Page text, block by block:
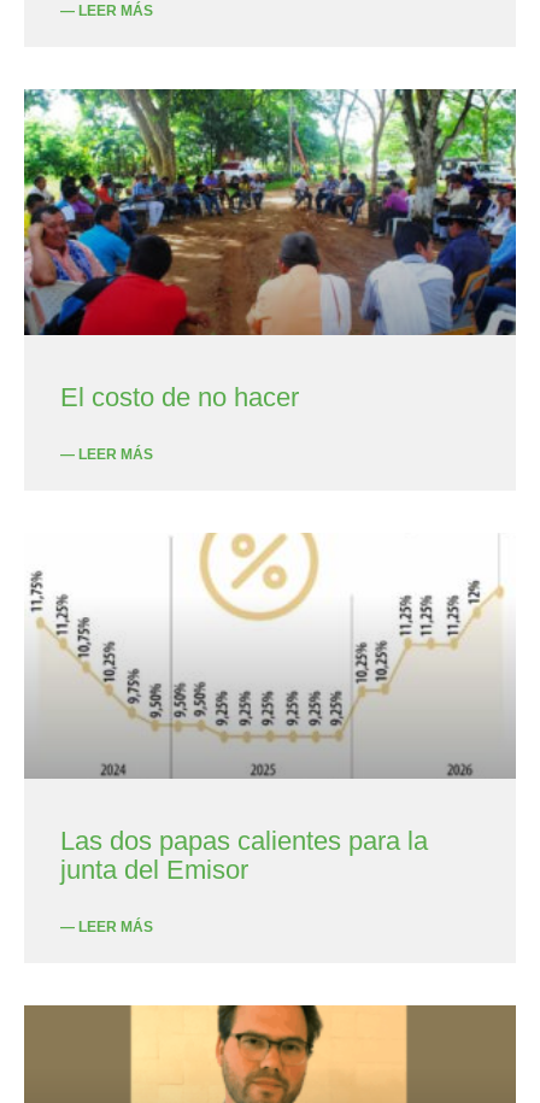
— LEER MÁS
El costo de no hacer
— LEER MÁS
Las dos papas calientes para la
junta del Emisor
— LEER MÁS